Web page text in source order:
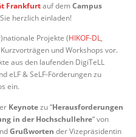
Frankfurtauf demCampus
herzlich einladen!
Projekte (HIKOF-DL,
und Workshops vor.
aus den laufenden DigiTeLL
eLF & SeLF-Förderungen zu
ein.
Keynotezu “Herausforderungen
in der Hochschullehre“ von
Grußworten der Vizepräsidentin